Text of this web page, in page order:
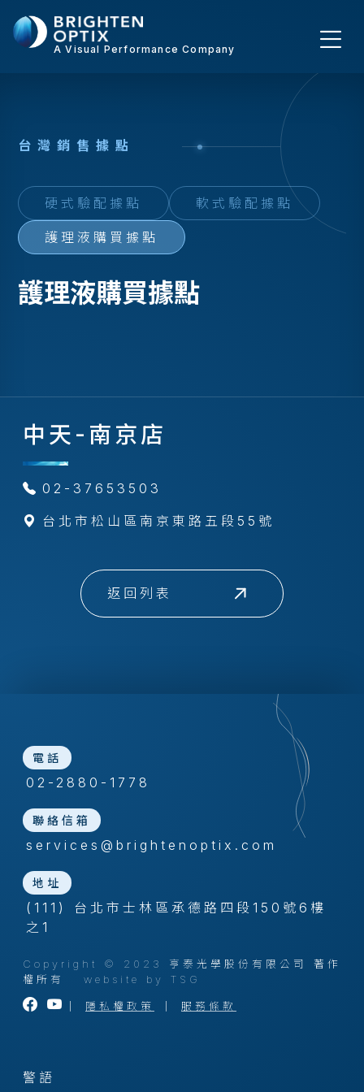
A Visual Performance Company
台灣銷 售據點
硬式驗配據點 軟式驗配據點
護理液購買據點
護理液購買據點
中天-南京店
02-37653503
台北市松山區南京東路五段55號
返回列表
電話
02-2880-1778
聯絡信箱
services@brightenoptix.com
地址
(111) 台北市士林區承德路四段150號6樓
之1
Copyright © 2023 亨泰光學股份有限公司 著作
權所有 website by TSG
隱私權政策 服務條款
警語